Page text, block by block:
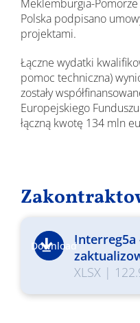
Meklemburgia-
Polska podpisano
projektami.
Łączne wydatki
pomoc techniczna)
zostały
Europejskiego
łączną kwotę 134 mln
Download
XLSX|